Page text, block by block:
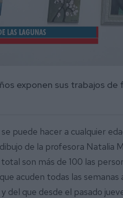
exponen sus trabajos de
puede hacer a cualquier
de la profesora Natalia
son más de 100 las
acuden todas las
del que desde el pasado